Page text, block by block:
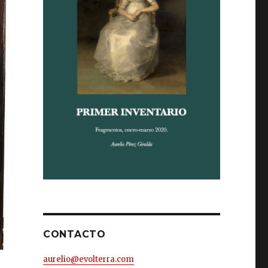
CONTACTO
aurelio@evolterra.com